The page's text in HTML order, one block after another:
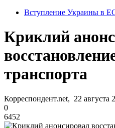
Вступление Украины в
Криклий
транспорта
Корреспондент.net, 22 августа
0
6452